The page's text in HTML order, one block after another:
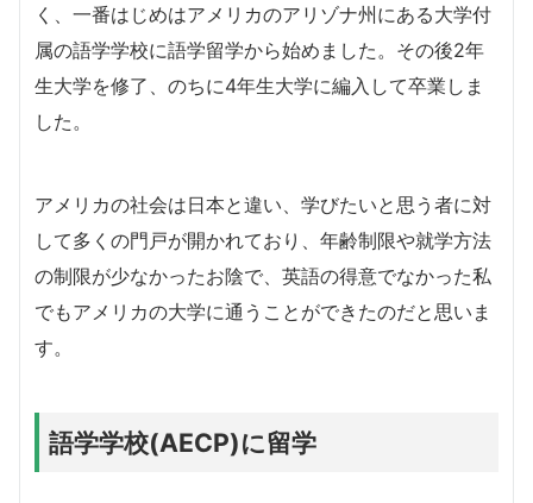
く、一番はじめはアメリカのアリゾナ州にある大学付
属の語学学校に語学留学から始めました。その後2年
生大学を修了、のちに4年生大学に編入して卒業しま
した。
アメリカの社会は日本と違い、学びたいと思う者に対
して多くの門戸が開かれており、年齢制限や就学方法
の制限が少なかったお陰で、英語の得意でなかった私
でもアメリカの大学に通うことができたのだと思いま
す。
語学学校(AECP)に留学